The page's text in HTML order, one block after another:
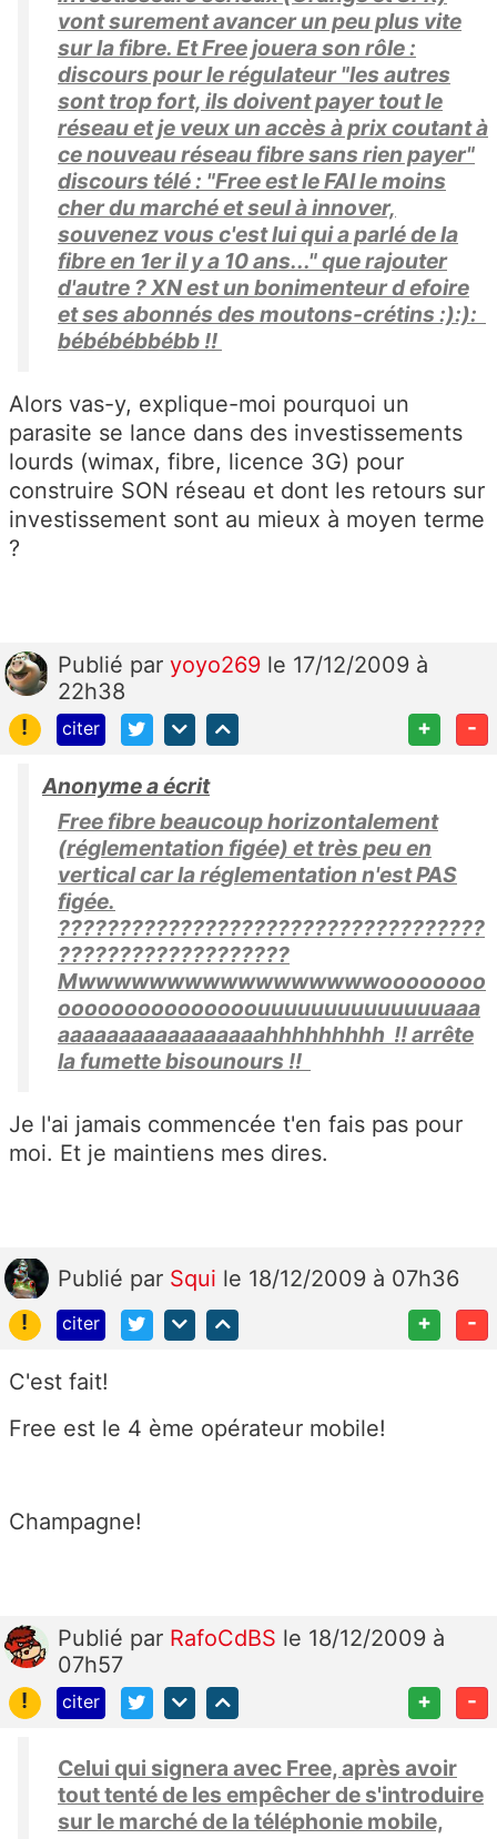
vont surement avancer un peu plus vite
sur la fibre. Et Free jouera son rôle :
discours pour le régulateur "les autres
sont trop fort, ils doivent payer tout le
réseau et je veux un accès à prix coutant à
ce nouveau réseau fibre sans rien payer"
discours télé : "Free est le FAI le moins
cher du marché et seul à innover,
souvenez vous c'est lui qui a parlé de la
fibre en 1er il y a 10 ans..." que rajouter
d'autre ? XN est un bonimenteur d efoire
et ses abonnés des moutons-crétins :):):
bébébébbébb !!
Alors vas-y, explique-moi pourquoi un
parasite se lance dans des investissements
lourds (wimax, fibre, licence 3G) pour
construire SON réseau et dont les retours sur
investissement sont au mieux à moyen terme
?
Publié par yoyo269 le 17/12/2009 à
22h38
!
citer + -
Anonyme a écrit
Free fibre beaucoup horizontalement
(réglementation figée) et très peu en
vertical car la réglementation n'est PAS
figée.
???????????????????????????????????
???????????????????
Mwwwwwwwwwwwwwwwwwoooooooo
ooooooooooooooouuuuuuuuuuuuuuaaa
aaaaaaaaaaaaaaaaahhhhhhhhh !! arrête
la fumette bisounours !!
Je l'ai jamais commencée t'en fais pas pour
moi. Et je maintiens mes dires.
Publié par Squi le 18/12/2009 à 07h36
!
citer + -
C'est fait!
Free est le 4 ème opérateur mobile!
Champagne!
Publié par RafoCdBS le 18/12/2009 à
07h57
!
citer + -
Celui qui signera avec Free, après avoir
tout tenté de les empêcher de s'introduire
sur le marché de la téléphonie mobile,